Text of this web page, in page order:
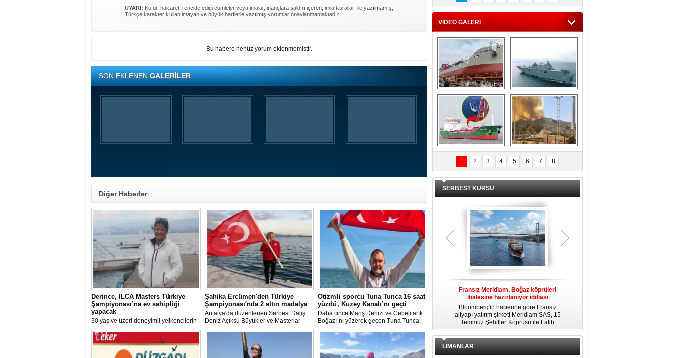
UYARI: Küfür, hakaret, rencide edici cümleler veya imalar, inançlara saldırı içeren, imla kuralları ile yazılmamış,
Türkçe karakter kullanılmayan ve büyük harflerle yazılmış yorumlar onaylanmamaktadır.
Bu habere henüz yorum eklenmemiştir.
SON EKLENENGALERİLER
Diğer Haberler
Derince, ILCA Masters Türkiye
Şampiyonası’na ev sahipliği
yapacak
30 yaş ve üzeri deneyimli yelkencilerin
mücadele ettiği ILCA Masters 2026
Türkiye Şampiyonası, bu yıl Kocaeli’nin
Derince ilçesinde gerçekleştirilecek.
Şahika Ercümen'den Türkiye
Şampiyonası'nda 2 altın madalya
Antalya'da düzenlenen Serbest Dalış
Deniz Açıksu Büyükler ve Masterlar
Bireysel Türkiye Şampiyonası'nda milli
sporcu ve serbest dalış dünya
rekortmeni Şahika Ercümen, 2 altın
madalya kazandı.
Otizmli sporcu Tuna Tunca 16 saat
yüzdü, Kuzey Kanalı’nı geçti
Daha önce Manş Denizi ve Cebelitarık
Boğazı’nı yüzerek geçen Tuna Tunca,
bu müthiş başarılarına bir yenisini daha
ekledi. Tuna Tunca bu kez 16 saat
yüzerek Kuzey Kanalı’nı geçti.
VİDEO GALERİ
Çeksan Tersanesi,
Başaran Bayrak
tankerini suya
indirdi
TCG Anadolu,
tersane teknik
seyrini tamamladı
Göçmenlerin
imdadına Türk
sahipli MINA DENIZ
yetişti
Milas’taki yangın
yeniden termik
santrallere doğru
ilerliyor
1 2 3 4 5 6 7 8
SERBEST KÜRSÜ
İnsansız cankurtaran ihalesini
BlueForge kazandı
Denizcilik teknolojileri alanında faaliyet
gösteren, merkezi İstanbul’da, üretim
ve Ar-Ge faaliyetlerinin önemli
bölümünü ise Trabzon’da sürdüren
cankurtaran sistemi ihalesini kazandı
Yüzyıl sonra ilk kez dünyaya açılan
gizemli ada!
Niihau adası, 1864'ten beri süren
izolasyonunu sona erdirerek kontrollü
turist ziyaretlerine açıldı. Ada sakinleri,
modern teknolojiden uzak, katı
kurallarla dolu bir yaşam sürdürüyor.
Fransız Meridiam, Boğaz köprüleri
ihalesine hazırlanıyor iddiası
Bloomberg'in haberine göre Fransız
altyapı yatırım şirketi Meridiam SAS, 15
Temmuz Şehitler Köprüsü ile Fatih
Sultan Mehmet Köprüsü'nün
özelleştirilmesine yönelik ihaleyle
zamanda kendi yat limanı, helikopter
pisti ve seçkin villaları da içeren koca
LİMANLAR